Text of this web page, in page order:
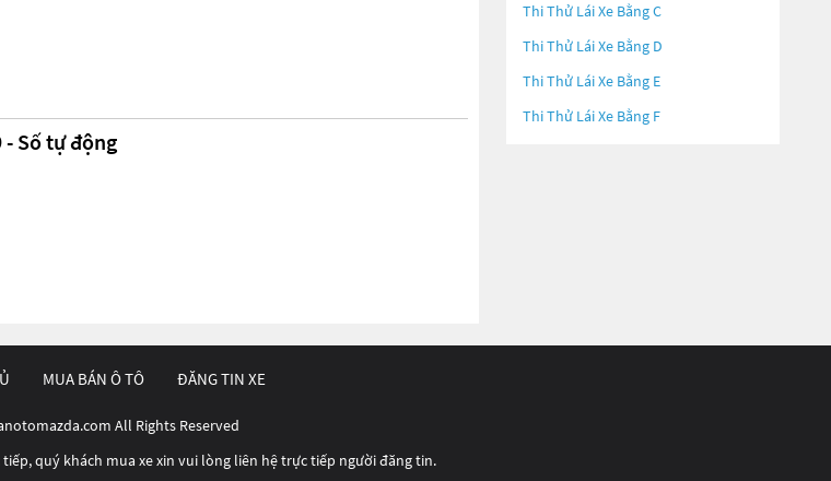
- Số tự động
Thi Thử Lái Xe Bằng C
Thi Thử Lái Xe Bằng D
Thi Thử Lái Xe Bằng E
Thi Thử Lái Xe Bằng F
MUA BÁN Ô TÔ ĐĂNG TIN XE
All Rights Reserved
quý khách mua xe xin vui lòng liên hệ trực tiếp người đăng tin.